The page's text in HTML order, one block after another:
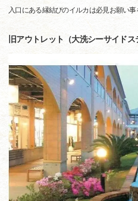
入口にある縁結びのイルカは必見お願い
旧アウトレット（大洗シーサイドス